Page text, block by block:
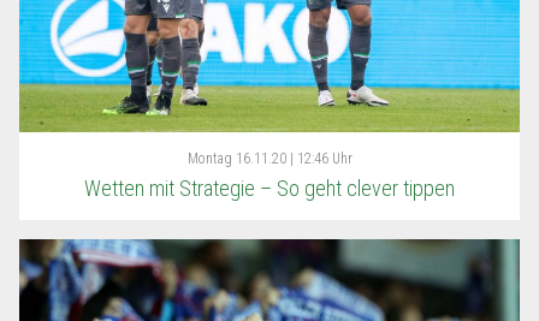
Montag 16.11.20 | 12:46 Uhr
Wetten mit Strategie – So geht clever tippen